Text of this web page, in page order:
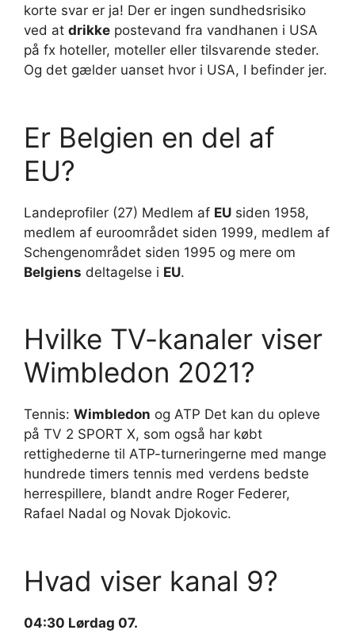
korte svar er ja! Der er ingen sundhedsrisiko
ved at drikke postevand fra vandhanen i USA
på fx hoteller, moteller eller tilsvarende steder.
Og det gælder uanset hvor i USA, I befinder jer.
Er Belgien en del af
EU?
Landeprofiler (27) Medlem af EU siden 1958,
medlem af euroområdet siden 1999, medlem af
Schengenområdet siden 1995 og mere om
Belgiens deltagelse i EU.
Hvilke TV-kanaler viser
Wimbledon 2021?
Tennis: Wimbledon og ATP Det kan du opleve
på TV 2 SPORT X, som også har købt
rettighederne til ATP-turneringerne med mange
hundrede timers tennis med verdens bedste
herrespillere, blandt andre Roger Federer,
Rafael Nadal og Novak Djokovic.
Hvad viser kanal 9?
04:30 Lørdag 07.